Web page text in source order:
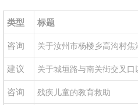
类型 标题
咨询
建议
咨询 残疾儿童的教育救助